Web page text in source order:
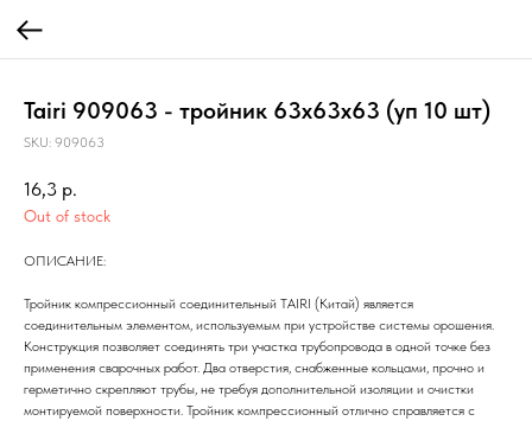
Tairi 909063 - тройник 63х63х63 (уп 10 шт)
SKU: 909063
16,3 р.
Out of stock
ОПИСАНИЕ:
Тройник компрессионный соединительный TAIRI (Китай) является
соединительным элементом, используемым при устройстве системы орошения.
Конструкция позволяет соединять три участка трубопровода в одной точке без
применения сварочных работ. Два отверстия, снабженные кольцами, прочно и
герметично скрепляют трубы, не требуя дополнительной изоляции и очистки
монтируемой поверхности. Тройник компрессионный отлично справляется с